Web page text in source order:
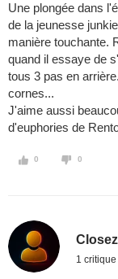
Une plongée dans
de la jeunesse
manière touchante.
quand il essaye de
tous 3 pas en
cornes...
J'aime aussi
d'euphories de
0 0
1 critique